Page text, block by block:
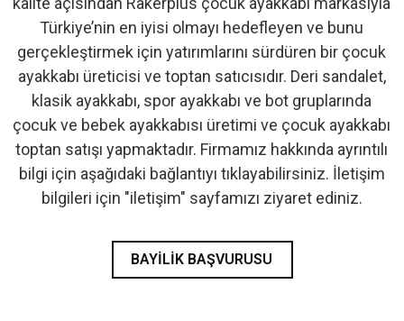
Türkiye’nin en iyisi olmayı hedefleyen ve bunu
gerçekleştirmek için yatırımlarını sürdüren bir çocuk
ayakkabı üreticisi ve toptan satıcısıdır. Deri sandalet,
klasik ayakkabı, spor ayakkabı ve bot gruplarında
çocuk ve bebek ayakkabısı üretimi ve çocuk ayakkabı
toptan satışı yapmaktadır. Firmamız hakkında ayrıntılı
bilgi için aşağıdaki bağlantıyı tıklayabilirsiniz. İletişim
bilgileri için "iletişim" sayfamızı ziyaret ediniz.
BAYILIK BAŞVURUSU